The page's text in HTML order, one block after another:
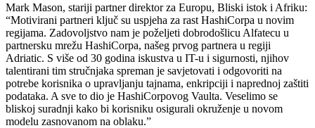
Mark Mason, stariji partner direktor za Europu, Bliski istok i Afriku:
“Motivirani partneri ključ su uspjeha za rast HashiCorpa u novim
regijama. Zadovoljstvo nam je poželjeti dobrodošlicu Alfatecu u
partnersku mrežu HashiCorpa, našeg prvog partnera u regiji
Adriatic. S više od 30 godina iskustva u IT-u i sigurnosti, njihov
talentirani tim stručnjaka spreman je savjetovati i odgovoriti na
potrebe korisnika o upravljanju tajnama, enkripciji i naprednoj zaštiti
podataka. A sve to dio je HashiCorpovog Vaulta. Veselimo se
bliskoj suradnji kako bi korisniku osigurali okruženje u novom
modelu zasnovanom na oblaku.”